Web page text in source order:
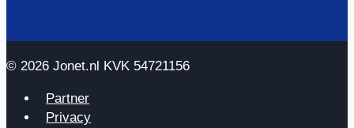
© 2026 Jonet.nl KVK 54721156
Partner
Privacy